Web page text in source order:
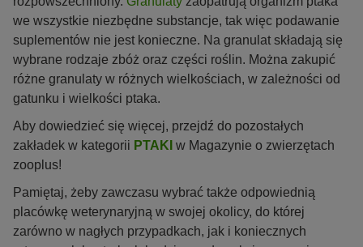
we wszystkie niezbędne substancje, tak więc podawanie
suplementów nie jest konieczne. Na granulat składają się
wybrane rodzaje zbóż oraz części roślin. Można zakupić
różne granulaty w różnych wielkościach, w zależności od
gatunku i wielkości ptaka.
Aby dowiedzieć się więcej, przejdź do pozostałych
zakładek w kategorii PTAKI w Magazynie o zwierzętach
zooplus!
Pamiętaj, żeby zawczasu wybrać także odpowiednią
placówkę weterynaryjną w swojej okolicy, do której
zarówno w nagłych przypadkach, jak i koniecznych